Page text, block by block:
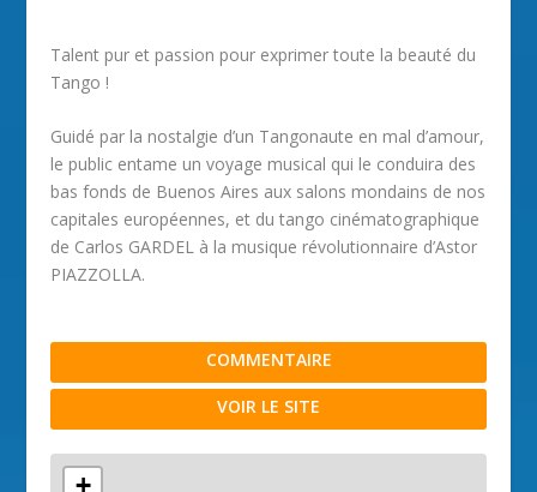
Talent pur et passion pour exprimer toute la beauté du
Tango !
Guidé par la nostalgie d’un Tangonaute en mal d’amour,
le public entame un voyage musical qui le conduira des
bas fonds de Buenos Aires aux salons mondains de nos
capitales européennes, et du tango cinématographique
de Carlos GARDEL à la musique révolutionnaire d’Astor
PIAZZOLLA.
COMMENTAIRE
VOIR LE SITE
+